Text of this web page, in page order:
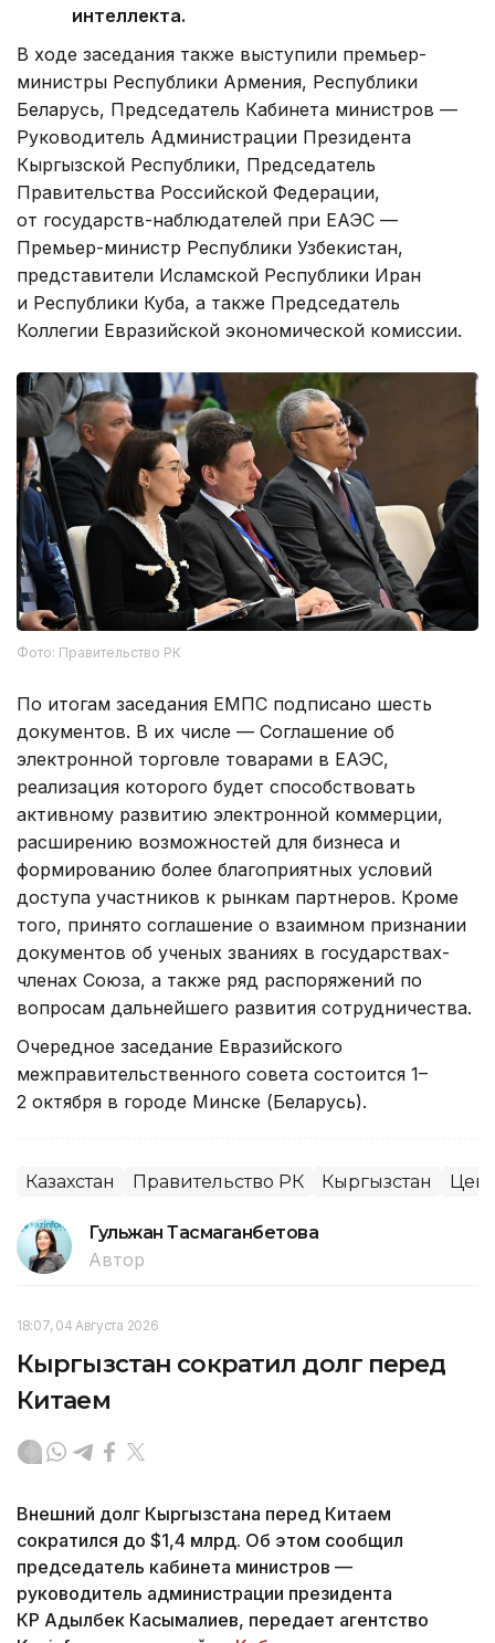
интеллекта.
В ходе заседания также выступили премьер-
министры Республики Армения, Республики
Беларусь, Председатель Кабинета министров —
Руководитель Администрации Президента
Кыргызской Республики, Председатель
Правительства Российской Федерации,
от государств-наблюдателей при ЕАЭС —
Премьер-министр Республики Узбекистан,
представители Исламской Республики Иран
и Республики Куба, а также Председатель
Коллегии Евразийской экономической комиссии.
Фото: Правительство РК
По итогам заседания ЕМПС подписано шесть
документов. В их числе — Соглашение об
электронной торговле товарами в ЕАЭС,
реализация которого будет способствовать
активному развитию электронной коммерции,
расширению возможностей для бизнеса и
формированию более благоприятных условий
доступа участников к рынкам партнеров. Кроме
того, принято соглашение о взаимном признании
документов об ученых званиях в государствах-
членах Союза, а также ряд распоряжений по
вопросам дальнейшего развития сотрудничества.
Очередное заседание Евразийского
межправительственного совета состоится 1–
2 октября в городе Минске (Беларусь).
Казахстан Правительство РК Кыргызстан
Гульжан Тасмаганбетова
Автор
18:07, 04 Августа 2026
Кыргызстан сократил долг перед
Китаем
Внешний долг Кыргызстана перед Китаем
сократился до $1,4 млрд. Об этом сообщил
председатель кабинета министров —
руководитель администрации президента
КР Адылбек Касымалиев, передает агентство